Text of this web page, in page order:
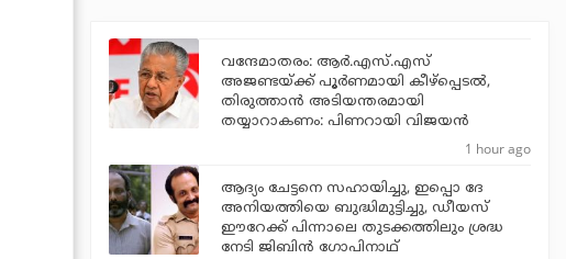
വന്ദേമാതരം: ആര്‍.എസ്.എസ്
അജണ്ടയ്ക്ക് പൂര്‍ണമായി കീഴ്‌പ്പെടല്‍,
തിരുത്താന്‍ അടിയന്തരമായി
തയ്യാറാകണം: പിണറായി വിജയന്‍
1 hour ago
ആദ്യം ചേട്ടനെ സഹായിച്ചു, ഇപ്പൊ ദേ
അനിയത്തിയെ ബുദ്ധിമുട്ടിച്ചു, ഡീയസ്
ഈറേക്ക് പിന്നാലെ തുടക്കത്തിലും ശ്രദ്ധ
നേടി ജിബിന്‍ ഗോപിനാഥ്